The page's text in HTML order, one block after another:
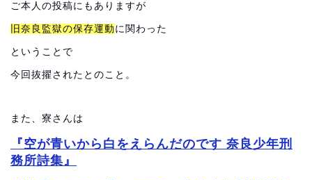
ご本人の投稿にもありますが
旧奈良監獄の保存運動 に関わった
ということで
今回抜擢されたとのこと。
また、寮さんは
『空が青いから白をえらんだのです 奈良少年刑
務所詩集』